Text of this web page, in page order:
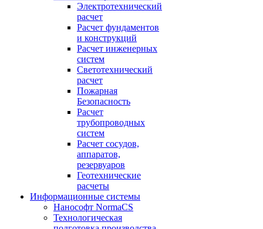
Электротехнический
расчет
Расчет фундаментов
и конструкций
Расчет инженерных
систем
Светотехнический
расчет
Пожарная
Безопасность
Расчет
трубопроводных
систем
Расчет сосудов,
аппаратов,
резервуаров
Геотехнические
расчеты
Информационные системы
Нанософт NormaCS
Технологическая